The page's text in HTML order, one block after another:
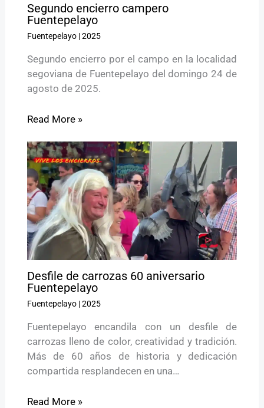
Segundo encierro campero
Fuentepelayo
Fuentepelayo|2025
Segundo encierro por el campo en la localidad
segoviana de Fuentepelayo del domingo 24 de
agosto de 2025.
Read More »
Desfile de carrozas 60 aniversario
Fuentepelayo
Fuentepelayo|2025
Fuentepelayo encandila con un desfile de
carrozas lleno de color, creatividad y tradición.
Más de 60 años de historia y dedicación
compartida resplandecen en una…
Read More »